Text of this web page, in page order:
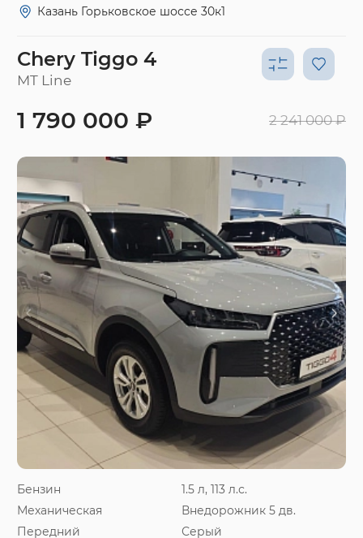
Казань Горьковское шоссе 30к1
Chery Tiggo 4
MT Line
Бензин
1.5 л, 113 л.с.
Механическая
Внедорожник 5 дв.
Передний
Серый
1 790 000 ₽ 2 241 000 ₽